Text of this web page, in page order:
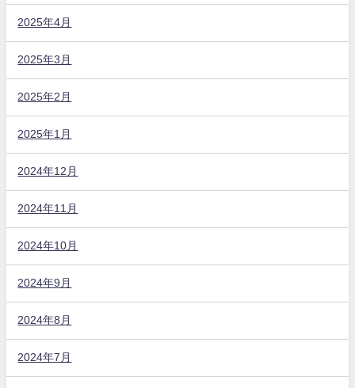
2025年4月
2025年3月
2025年2月
2025年1月
2024年12月
2024年11月
2024年10月
2024年9月
2024年8月
2024年7月